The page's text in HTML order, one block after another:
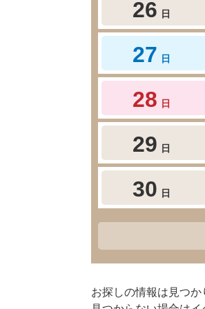
26 日
27 日
28 日
29 日
30 日
お探しの情報は見つか